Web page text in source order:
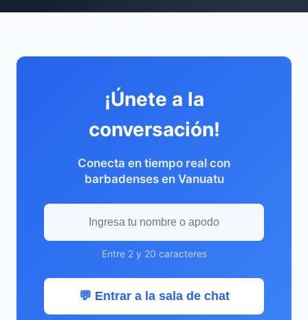
¡Únete a la
conversación!
Conecta en tiempo real con
barbadenses en Vanuatu
Entre 2 y 20 caracteres
💬 Entrar a la sala de chat